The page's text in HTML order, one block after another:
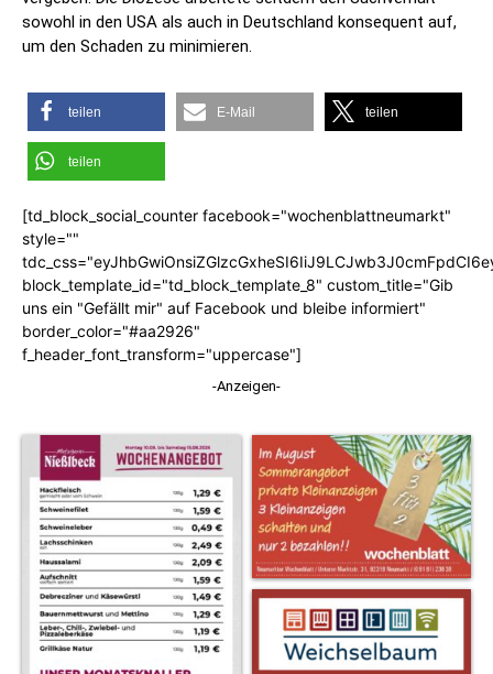
sowohl in den USA als auch in Deutschland konsequent auf,
um den Schaden zu minimieren.
teilen E-Mail teilen
teilen
[td_block_social_counter facebook="wochenblattneumarkt"
style=""
block_template_id="td_block_template_8" custom_title="Gib
uns ein "Gefällt mir" auf Facebook und bleibe informiert"
border_color="#aa2926"
f_header_font_transform="uppercase"]
-Anzeigen-